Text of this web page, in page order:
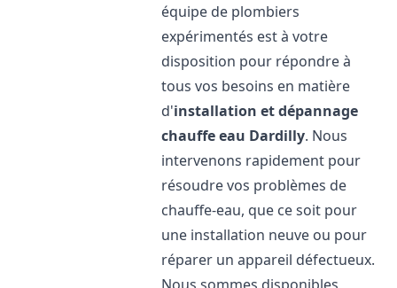
équipe de plombiers
expérimentés est à votre
disposition pour répondre à
tous vos besoins en matière
d'installation et dépannage
chauffe eau Dardilly. Nous
intervenons rapidement pour
résoudre vos problèmes de
chauffe-eau, que ce soit pour
une installation neuve ou pour
réparer un appareil défectueux.